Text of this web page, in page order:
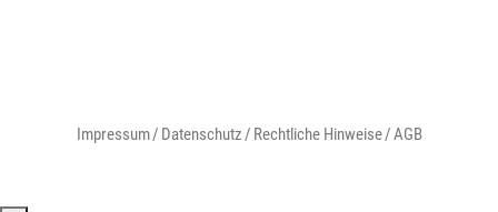
Impressum Datenschutz Rechtliche Hinweise AGB